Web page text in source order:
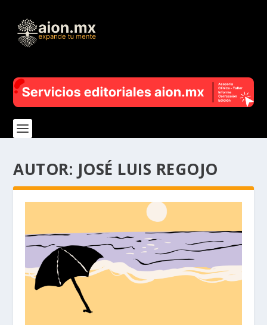
AUTOR: JOSÉ LUIS REGOJO